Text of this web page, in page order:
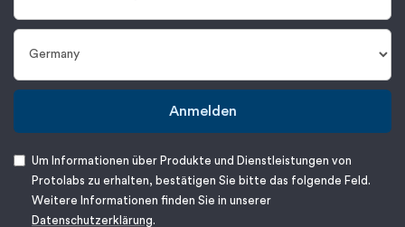
Anmelden
Um Informationen über Produkte und Dienstleistungen von
Protolabs zu erhalten, bestätigen Sie bitte das folgende Feld.
Weitere Informationen finden Sie in unserer
Datenschutzerklärung.